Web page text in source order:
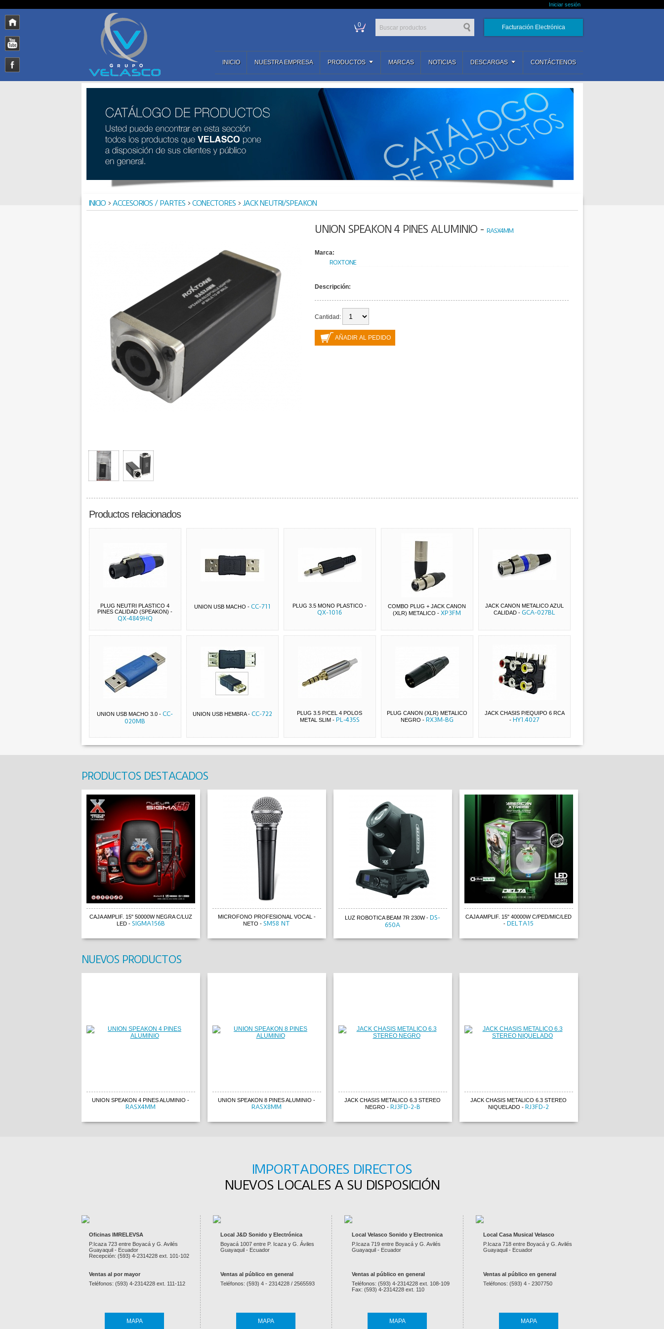
Iniciar sesión
Facturación Electrónica
0
INICIO NUESTRA EMPRESA PRODUCTOS MARCAS NOTICIAS DESCARGAS CONTÁCTENOS
INICIO> ACCESORIOS / PARTES> CONECTORES> JACK NEUTRI/SPEAKON
UNION SPEAKON 4 PINES ALUMINIO - RASX4MM
Marca:
ROXTONE
Descripción:
Cantidad:
Productos relacionados
PLUG NEUTRI PLASTICO 4
PINES CALIDAD (SPEAKON) -
QX-4849HQ
UNION USB MACHO - CC-711 PLUG 3.5 MONO PLASTICO -
QX-1016
COMBO PLUG + JACK CANON
(XLR) METALICO - XP3FM
JACK CANON METALICO AZUL
CALIDAD- GCA-027BL
UNION USB MACHO 3.0 - CC-
020MB
UNION USB HEMBRA- CC-722
PLUG 3.5 P/CEL 4 POLOS
METAL SLIM- PL-435S
PLUG CANON (XLR) METALICO
NEGRO - RX3M-BG
JACK CHASIS P/EQUIPO 6 RCA
- HY1.4027
PRODUCTOS DESTACADOS
CAJA AMPLIF. 15" 50000W NEGRA C/LUZ
LED- SIGMA156B
MICROFONO PROFESIONAL VOCAL -
NETO - SM58 NT
LUZ ROBOTICA BEAM 7R 230W- DS-
650A
CAJA AMPLIF. 15" 40000W C/PED/MIC/LED
- DELTA15
NUEVOS PRODUCTOS
UNION SPEAKON 4 PINES ALUMINIO -
RASX4MM
UNION SPEAKON 8 PINES ALUMINIO -
RASX8MM
JACK CHASIS METALICO 6.3 STEREO
NEGRO - RJ3FD-2-B
JACK CHASIS METALICO 6.3 STEREO
NIQUELADO - RJ3FD-2
IMPORTADORES DIRECTOS
NUEVOS LOCALES A SU DISPOSICIÓN
Oficinas IMRELEVSA
P.Icaza 723 entre Boyacá y G. Avilés
Guayaquil - Ecuador
Recepción: (593) 4-2314228 ext. 101-102
Ventas al por mayor
Teléfonos: (593) 4-2314228 ext. 111-112
MAPA
Local J&D Sonido y Electrónica
Boyacá 1007 entre P. Icaza y G. Áviles
Guayaquil - Ecuador
Ventas al público en general
Teléfonos: (593) 4 - 2314228 / 2565593
MAPA
Local Velasco Sonido y Electronica
P.Icaza 719 entre Boyacá y G. Avilés
Guayaquil - Ecuador
Ventas al público en general
Teléfonos: (593) 4-2314228 ext. 108-109
Fax: (593) 4-2314228 ext. 110
MAPA
Local Casa Musical Velasco
P.Icaza 718 entre Boyacá y G. Avilés
Guayaquil - Ecuador
Ventas al público en general
Teléfonos: (593) 4 - 2307750
MAPA